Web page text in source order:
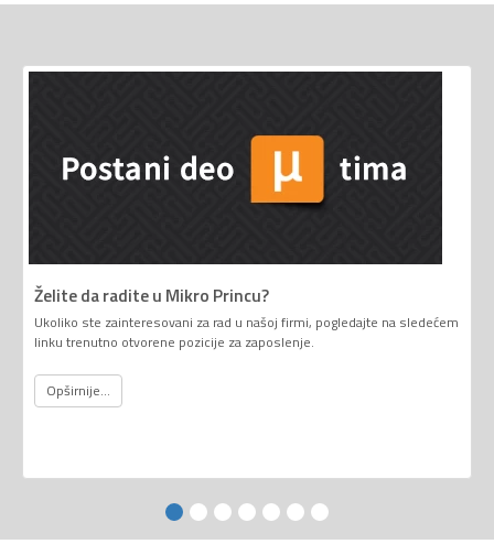
Želite da radite u Mikro Princu?
Ukoliko ste zainteresovani za rad u našoj firmi, pogledajte na sledećem
linku trenutno otvorene pozicije za zaposlenje.
Opširnije...